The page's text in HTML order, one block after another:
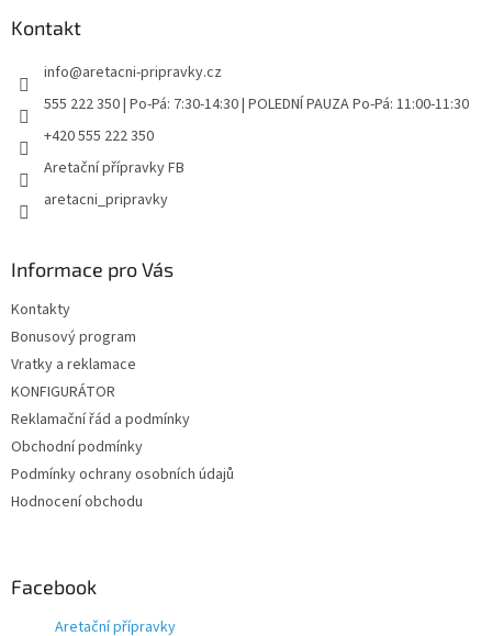
Kontakt
info@aretacni-pripravky.cz
555 222 350 | Po-Pá: 7:30-14:30 | POLEDNÍ PAUZA Po-Pá: 11:00-11:30
+420 555 222 350
Aretační přípravky FB
aretacni_pripravky
Informace pro Vás
Kontakty
Bonusový program
Vratky a reklamace
KONFIGURÁTOR
Reklamační řád a podmínky
Obchodní podmínky
Podmínky ochrany osobních údajů
Hodnocení obchodu
Facebook
Aretační přípravky